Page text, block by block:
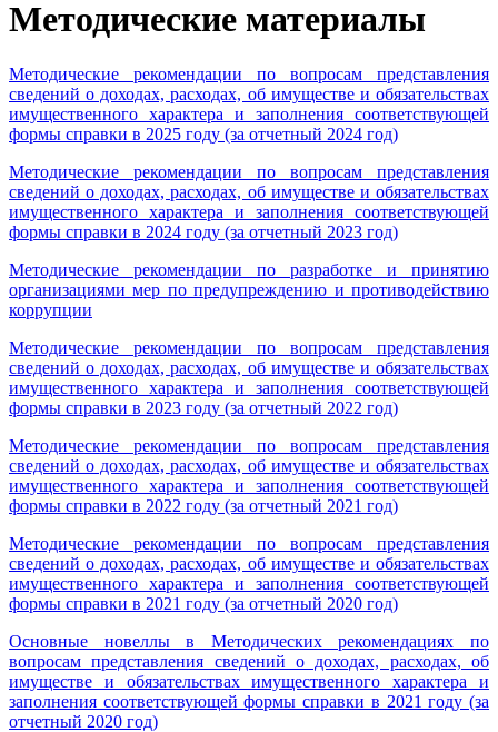
Методические материалы
Методические рекомендации по вопросам представления
сведений о доходах, расходах, об имуществе и обязательствах
имущественного характера и заполнения соответствующей
формы справки в 2025 году (за отчетный 2024 год)
Методические рекомендации по вопросам представления
сведений о доходах, расходах, об имуществе и обязательствах
имущественного характера и заполнения соответствующей
формы справки в 2024 году (за отчетный 2023 год)
Методические рекомендации по разработке и принятию
организациями мер по предупреждению и противодействию
коррупции
Методические рекомендации по вопросам представления
сведений о доходах, расходах, об имуществе и обязательствах
имущественного характера и заполнения соответствующей
формы справки в 2023 году (за отчетный 2022 год)
Методические рекомендации по вопросам представления
сведений о доходах, расходах, об имуществе и обязательствах
имущественного характера и заполнения соответствующей
формы справки в 2022 году (за отчетный 2021 год)
Методические рекомендации по вопросам представления
сведений о доходах, расходах, об имуществе и обязательствах
имущественного характера и заполнения соответствующей
формы справки в 2021 году (за отчетный 2020 год)
Основные новеллы в Методических рекомендациях по
вопросам представления сведений о доходах, расходах, об
имуществе и обязательствах имущественного характера и
заполнения соответствующей формы справки в 2021 году (за
отчетный 2020 год)